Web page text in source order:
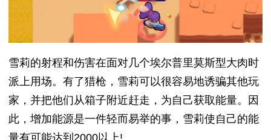
雪莉的射程和伤害在面对几个埃尔普里莫斯型大肉时
派上用场。有了猎枪，雪莉可以很容易地诱骗其他玩
家，并把他们从箱子附近赶走，为自己获取能量。因
此，增加能源是一件轻而易举的事，雪莉使自己的能